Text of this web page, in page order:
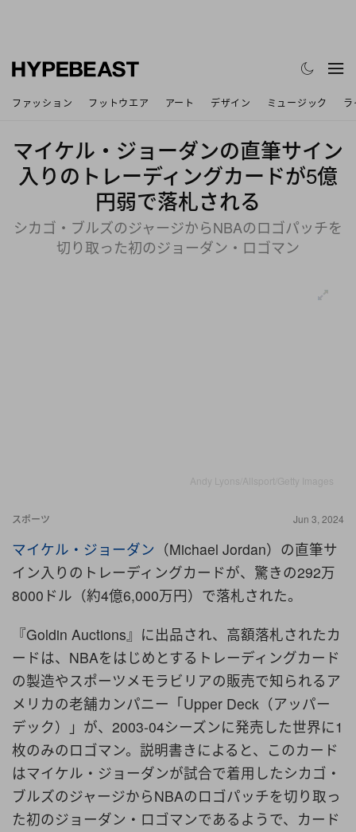
ファッション フットウエア アート デザイン ミュージック
マイケル・ジョーダンの直筆サイン
入りのトレーディングカードが5億
円弱で落札される
シカゴ・ブルズのジャージからNBAのロゴパッチを
切り取った初のジョーダン・ロゴマン
スポーツ Jun 3, 2024
マイケル・ジョーダン （Michael Jordan）の直筆サ
イン入りのトレーディングカードが、驚きの292万
8000ドル（約4億6,000万円）で落札された。
『Goldin Auctions』に出品され、高額落札されたカ
ードは、NBAをはじめとするトレーディングカード
の製造やスポーツメモラビリアの販売で知られるア
メリカの老舗カンパニー「Upper Deck（アッパー
デック）」が、2003-04シーズンに発売した世界に1
枚のみのロゴマン。説明書きによると、このカード
はマイケル・ジョーダンが試合で着用したシカゴ・
ブルズのジャージからNBAのロゴパッチを切り取っ
た初のジョーダン・ロゴマンであるようで、カード